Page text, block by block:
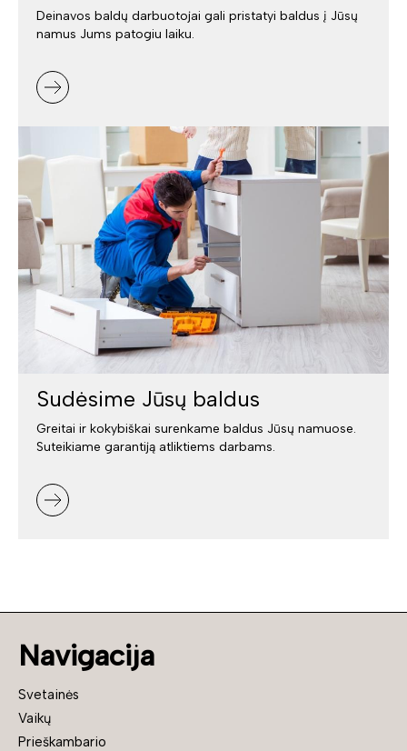
Deinavos baldų darbuotojai gali pristatyi baldus į Jūsų
namus Jums patogiu laiku.
Sudėsime Jūsų baldus
Greitai ir kokybiškai surenkame baldus Jūsų namuose.
Suteikiame garantiją atliktiems darbams.
Navigacija
Svetainės
Vaikų
Prieškambario